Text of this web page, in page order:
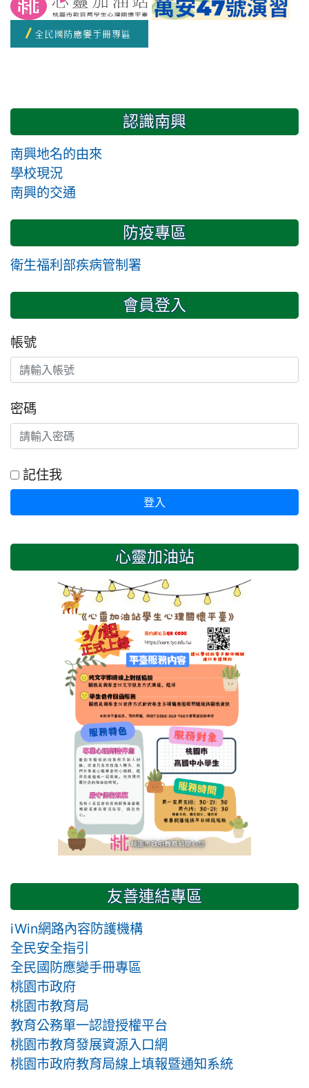
認識南興
南興地名的由來
學校現況
南興的交通
防疫專區
衛生福利部疾病管制署
會員登入
帳號
密碼
記住我
登入
心靈加油站
友善連結專區
iWin網路內容防護機構
全民安全指引
全民國防應變手冊專區
桃園市政府
桃園市教育局
教育公務單一認證授權平台
桃園市教育發展資源入口網
桃園市政府教育局線上填報暨通知系統